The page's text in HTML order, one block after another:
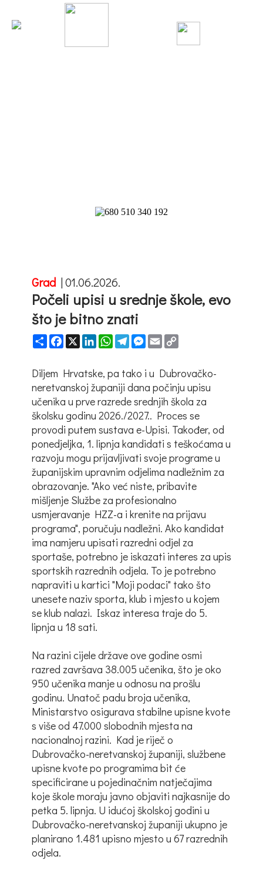
Grad |01.06.2026.
Počeli upisi u srednje škole, evo
što je bitno znati
ShareFacebook
X LinkedInWhatsApp
TelegramMessenger
Email
Diljem Hrvatske, pa tako i u Dubrovačko-
neretvanskoj županiji dana počinju upisu
učenika u prve razrede srednjih škola za
školsku godinu 2026./2027.. Proces se
provodi putem sustava e-Upisi. Također, od
ponedjeljka, 1. lipnja kandidati s teškoćama u
razvoju mogu prijavljivati svoje programe u
županijskim upravnim odjelima nadležnim za
obrazovanje. "Ako već niste, pribavite
mišljenje Službe za profesionalno
usmjeravanje HZZ-a i krenite na prijavu
programa", poručuju nadležni. Ako kandidat
ima namjeru upisati razredni odjel za
sportaše, potrebno je iskazati interes za upis
sportskih razrednih odjela. To je potrebno
napraviti u kartici "Moji podaci" tako što
unesete naziv sporta, klub i mjesto u kojem
se klub nalazi. Iskaz interesa traje do 5.
lipnja u 18 sati.
Na razini cijele države ove godine osmi
razred završava 38.005 učenika, što je oko
950 učenika manje u odnosu na prošlu
godinu. Unatoč padu broja učenika,
Ministarstvo osigurava stabilne upisne kvote
s više od 47.000 slobodnih mjesta na
nacionalnoj razini. Kad je riječ o
Dubrovačko-neretvanskoj županiji, službene
upisne kvote po programima bit će
specificirane u pojedinačnim natječajima
koje škole moraju javno objaviti najkasnije do
petka 5. lipnja. U idućoj školskoj godini u
Dubrovačko-neretvanskoj županiji ukupno je
planirano 1.481 upisno mjesto u 67 razrednih
odjela.